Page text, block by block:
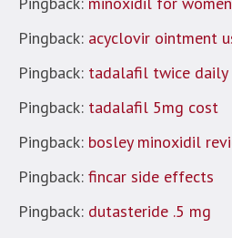
Pingback: acyclovir ointment
Pingback: tadalafil twice daily
Pingback: tadalafil 5mg cost
Pingback: bosley minoxidil
Pingback: fincar side effects
Pingback: dutasteride .5 mg